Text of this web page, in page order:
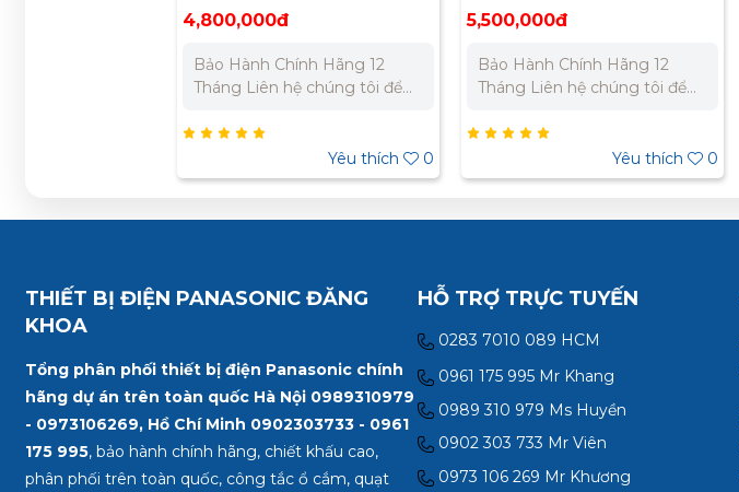
nghiệp 1100x1100x400
4,800,000đ
Bảo Hành Chính Hãng 12
Tháng Liên hệ chúng tôi để
án. Miền Bắc : 0989 310 979
0902 303 733 – 0945 332
Yêu thích 0
nghiệp 1380x1380x400
5,500,000đ
Bảo Hành Chính Hãng 12
Tháng Liên hệ chúng tôi để
án. Miền Bắc : 0989 310 979
0902 303 733 – 0945 332
Yêu thích 0
THIẾT BỊ ĐIỆN PANASONIC ĐĂNG
KHOA
Tổng phân phối thiết bị điện Panasonic chính
hãng dự án trên toàn quốc Hà Nội 0989310979
- 0973106269, Hồ Chí Minh 0902303733 - 0961
175 995, bảo hành chính hãng, chiết khấu cao,
phân phối trên toàn quốc, công tắc ổ cắm, quạt
HỖ TRỢ TRỰC TUYẾN
0283 7010 089 HCM
0961 175 995 Mr Khang
0989 310 979 Ms Huyền
0902 303 733 Mr Viên
0973 106 269 Mr Khương